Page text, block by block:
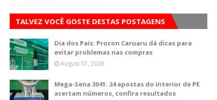
TALVEZ VOCÊ GOSTE DESTAS POSTAGENS
Dia dos Pais: Procon Caruaru dá dicas para
evitar problemas nas compras
August 07, 2026
Mega-Sena 3041: 24 apostas do interior de PE
acertam números, confira resultados